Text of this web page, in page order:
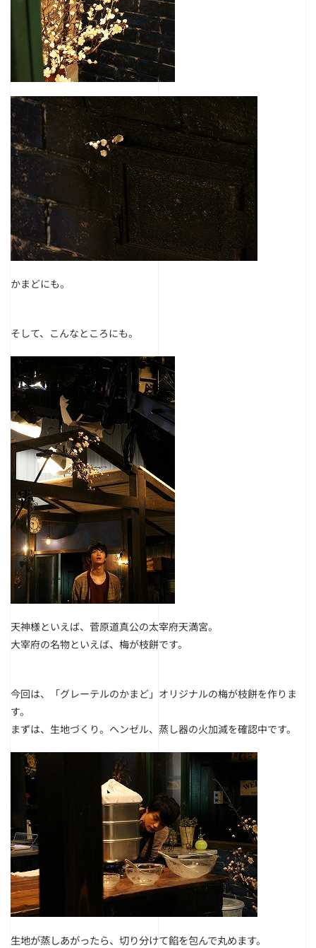
かまどにも。
そして、こんなところにも。
天神様といえば、菅原道真公の太宰府天満宮。
大宰府の名物といえば、梅が枝餅です。
今回は、「グレーテルのかまど」オリジナルの梅が枝餅を作りま
す。
まずは、生地づくり。ヘンゼル、蒸し器の火加減を確認中です。
生地が蒸しあがったら、切り分けて餡を包んで丸めます。